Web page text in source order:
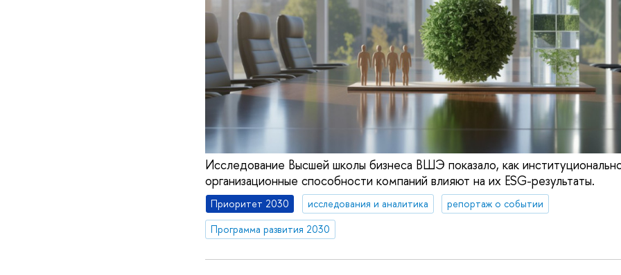
Исследование Высшей школы бизнеса ВШЭ показало, как
организационные способности компаний влияют на их ESG-результаты.
Приоритет 2030 исследования и аналитика
репортаж о событии
Программа развития 2030